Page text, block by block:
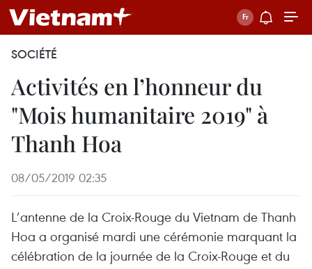
SOCIÉTÉ
Activités en l’honneur du
"Mois humanitaire 2019" à
Thanh Hoa
08/05/2019 02:35
L’antenne de la Croix-Rouge du Vietnam de Thanh
Hoa a organisé mardi une cérémonie marquant la
célébration de la journée de la Croix-Rouge et du